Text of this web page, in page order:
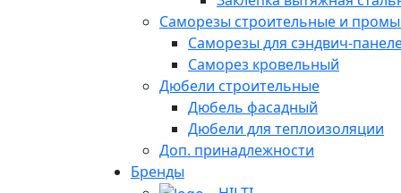
Саморезы строительные и
Саморезы для сэндвич-
Саморез кровельный
Дюбели строительные
Дюбель фасадный
Дюбели для теплоизоляции
Доп. принадлежности
Бренды